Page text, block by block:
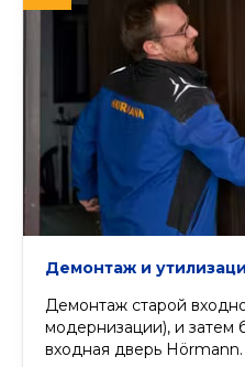
Демонтаж и
Демонтаж старой
модернизации), и затем
входная дверь Hörmann.